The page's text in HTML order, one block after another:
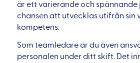
är ett varierande och spännande
chansen att utvecklas utifrån sin
kompetens.
Som teamledare är du även
personalen under ditt skift. Det